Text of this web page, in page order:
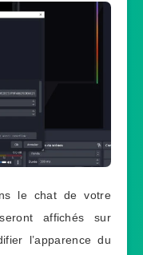
le chat de votre
affichés sur
l’apparence du